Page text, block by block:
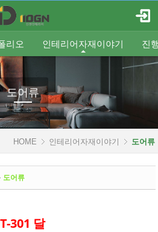
리오 인테리어자재이야기 진
오시는 길
기타공사
타일 바닥재 벽지
인테리어셀프자동견적
도어류
HOME 인테리어자재이야기 도어류
도어류
301 달
케치북5
케치북5